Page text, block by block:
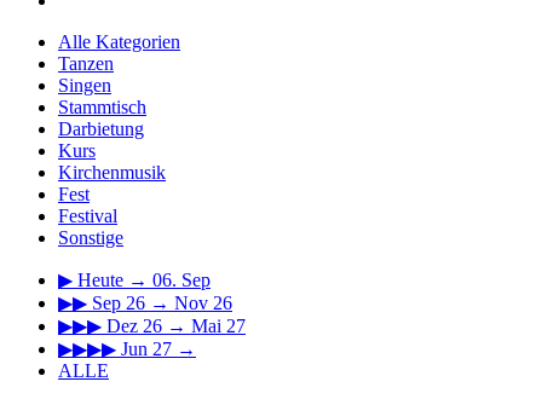
Alle Kategorien
Tanzen
Singen
Stammtisch
Darbietung
Kurs
Kirchenmusik
Fest
Festival
Sonstige
▶ Heute → 06. Sep
▶▶ Sep 26 → Nov 26
▶▶▶ Dez 26 → Mai 27
▶▶▶▶ Jun 27 →
ALLE